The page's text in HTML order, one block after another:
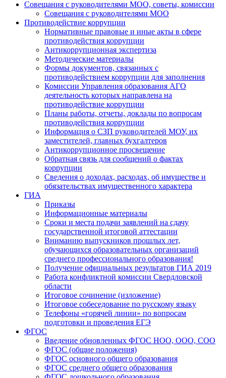
Совещания с руководителями МОО, советы, комиссии
Совещания с руководителями МОО
Противодействие коррупции
Нормативные правовые и иные акты в сфере
противодействия коррупции
Антикоррупционная экспертиза
Методические материалы
Формы документов, связанных с
противодействием коррупции для заполнения
Комиссии Управления образования АГО
деятельность которых направлена на
противодействие коррупции
Планы работы, отчеты, доклады по вопросам
противодействия коррупции
Информация о СЗП руководителей МОУ, их
заместителей, главных бухгалтеров
Антикоррупционное просвещение
Обратная связь для сообщений о фактах
коррупции
Сведения о доходах, расходах, об имуществе и
обязательствах имущественного характера
ГИА
Приказы
Информационные материалы
Сроки и места подачи заявлений на сдачу
государственной итоговой аттестации
Вниманию выпускников прошлых лет,
обучающихся образовательных организаций
среднего профессионального образования!
Получение официальных результатов ГИА 2019
Работа конфликтной комиссии Свердловской
области
Итоговое сочинение (изложение)
Итоговое собеседование по русскому языку
Телефоны «горячей линии» по вопросам
подготовки и проведения ЕГЭ
ФГОС
Введение обновленных ФГОС НОО, ООО, СОО
ФГОС (общие положения)
ФГОС основного общего образования
ФГОС среднего общего образования